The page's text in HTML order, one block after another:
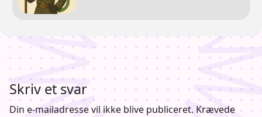
Skriv et svar
Din e-mailadresse vil ikke blive publiceret. Krævede